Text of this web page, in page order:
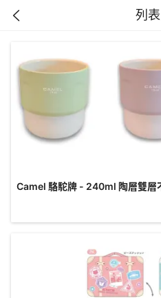
列
Camel 駱駝牌 - 240ml 陶層雙層